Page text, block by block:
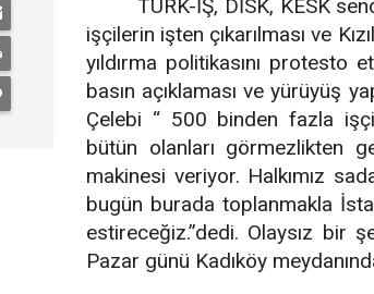
TÜRK-İŞ, DİSK, KESK
işçilerin işten çıkarılması ve
yıldırma politikasını protesto
basın açıklaması ve yürüyüş
Çelebi “ 500 binden fazla
bütün olanları görmezlikten
makinesi veriyor. Halkımız
bugün burada toplanmakla
estireceğiz.”dedi. Olaysız bir
Pazar günü Kadıköy